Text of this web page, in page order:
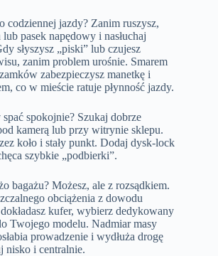
codziennej jazdy? Zanim ruszysz,
pasek napędowy i nasłuchaj
słyszysz „piski” lub czujesz
zanim problem urośnie. Smarem
zabezpieczysz manetkę i
co w mieście ratuje płynność jazdy.
spokojnie? Szukaj dobrze
kamerą lub przy witrynie sklepu.
koło i stały punkt. Dodaj dysk‑lock
szybkie „podbierki”.
bagażu? Możesz, ale z rozsądkiem.
obciążenia z dowodu
kufer, wybierz dedykowany
Twojego modelu. Nadmiar masy
prowadzenie i wydłuża drogę
nisko i centralnie.